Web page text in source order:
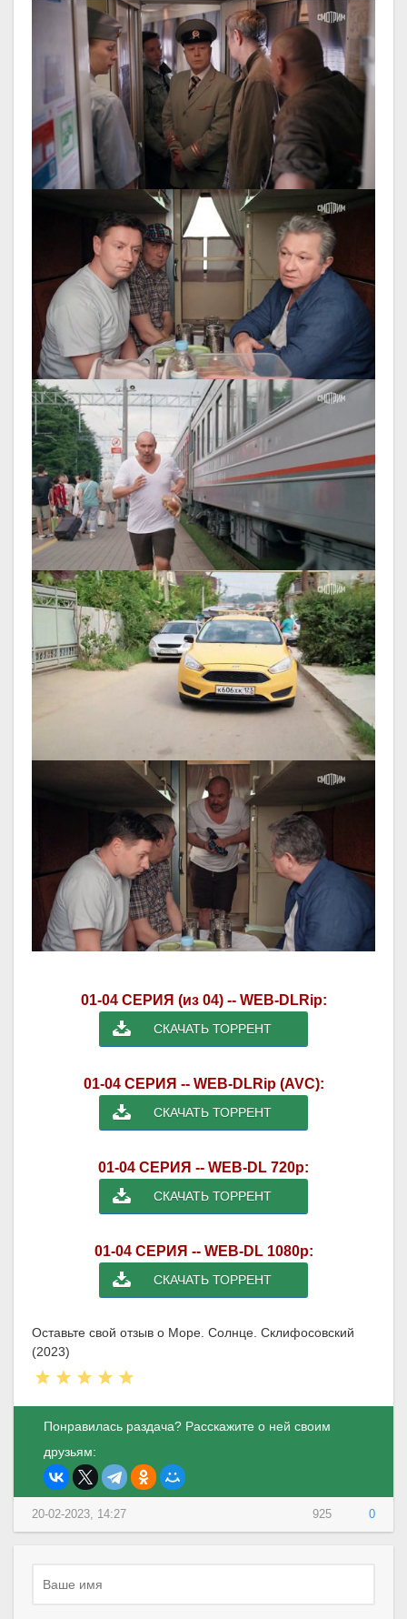
01-04 СЕРИЯ (из 04) -- WEB-DLRip:
СКАЧАТЬ ТОРРЕНТ
01-04 СЕРИЯ -- WEB-DLRip (AVC):
СКАЧАТЬ ТОРРЕНТ
01-04 СЕРИЯ -- WEB-DL 720p:
СКАЧАТЬ ТОРРЕНТ
01-04 СЕРИЯ -- WEB-DL 1080p:
СКАЧАТЬ ТОРРЕНТ
Оставьте свой отзыв о Море. Солнце. Склифосовский
(2023)
Понравилась раздача? Расскажите о ней своим
друзьям:
925 0
20-02-2023, 14:27